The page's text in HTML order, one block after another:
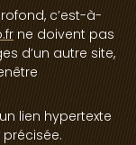
c’est-à-
ne doivent pas
d’un autre site,
lien hypertexte